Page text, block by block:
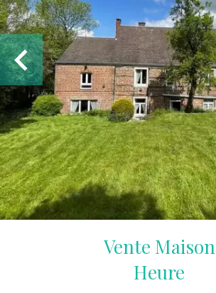
Vente Maison
Heure